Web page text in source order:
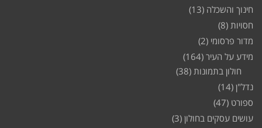
חינוך והשכלה (13)
חסויות (8)
מדור פרסומי (2)
מידע על העיר (164)
חולון בתמונות (38)
נדל"ן (14)
ספורט (47)
עושים עסקים בחולון (3)